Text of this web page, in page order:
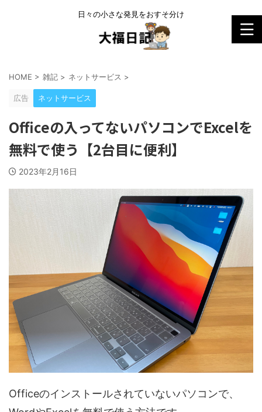
日々の小さな発見をおすそ分け
HOME > 雑記 > ネットサービス >
広告 ネットサービス
Officeの入ってないパソコンでExcelを
無料で使う【2台目に便利】
2023年2月16日
Officeのインストールされていないパソコンで、